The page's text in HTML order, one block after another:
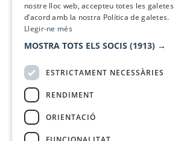
nostre lloc web, accepteu totes les galetes
d’acord amb la nostra Política de galetes.
Llegir-ne més
MOSTRA TOTS ELS SOCIS (1913) →
ESTRICTAMENT NECESSÀRIES
RENDIMENT
ORIENTACIÓ